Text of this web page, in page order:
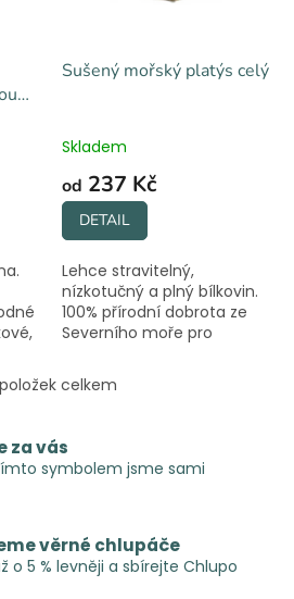
Sušený mořský platýs celý
Skladem
od 237 Kč
DETAIL
Lehce stravitelný,
nízkotučný a plný bílkovin.
100% přírodní dobrota ze
Severního moře pro
chemie, jen ryba.
O
l
á
d
í
p
r
položek celkem
za vás
symbolem jsme sami
věrné chlupáče
o 5 % levněji a sbírejte Chlupo